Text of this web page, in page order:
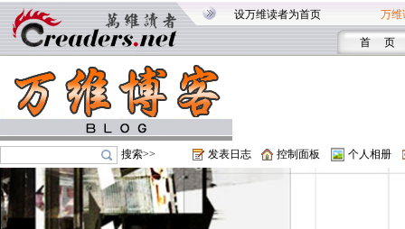
设万维读者为首页 万维
首 页
搜索>> 发表日志 控制面板 个人相册